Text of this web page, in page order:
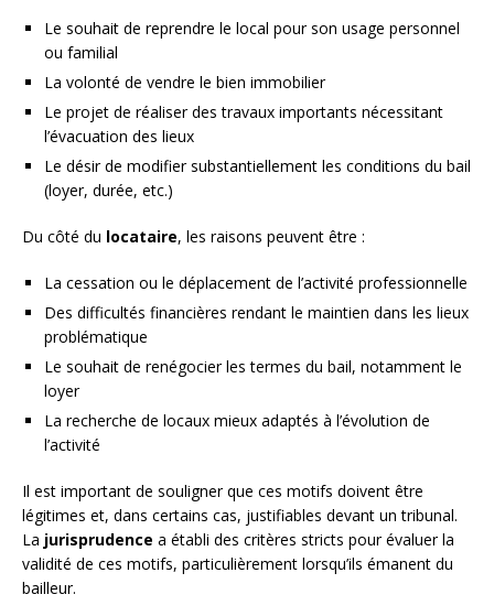
Le souhait de reprendre le local pour son usage personnel
ou familial
La volonté de vendre le bien immobilier
Le projet de réaliser des travaux importants nécessitant
l’évacuation des lieux
Le désir de modifier substantiellement les conditions du bail
(loyer, durée, etc.)
Du côté du locataire, les raisons peuvent être :
La cessation ou le déplacement de l’activité professionnelle
Des difficultés financières rendant le maintien dans les lieux
problématique
Le souhait de renégocier les termes du bail, notamment le
loyer
La recherche de locaux mieux adaptés à l’évolution de
l’activité
Il est important de souligner que ces motifs doivent être
légitimes et, dans certains cas, justifiables devant un tribunal.
La jurisprudence a établi des critères stricts pour évaluer la
validité de ces motifs, particulièrement lorsqu’ils émanent du
bailleur.